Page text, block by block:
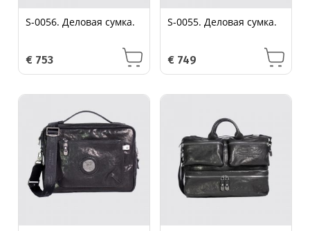
S-0056. Деловая сумка.
€ 753
S-0055. Деловая сумка.
€ 749